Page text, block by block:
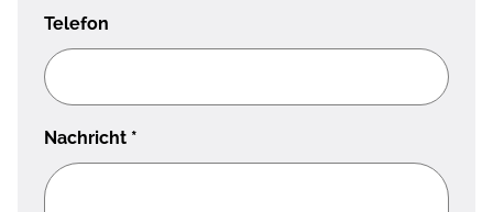
Telefon
Nachricht *